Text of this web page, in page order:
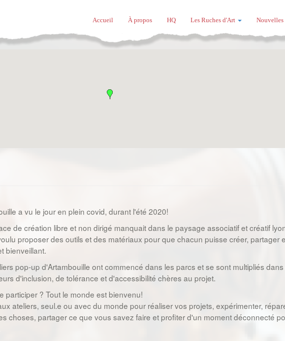
Accueil À propos HQ Les Ruches d'Art Nouvelles
a vu le jour en plein covid, durant l'été 2020!
de création libre et non dirigé manquait dans le paysage associatif et créatif
proposer des outils et des matériaux pour que chacun puisse créer, partager
bienveillant.
pop-up d'Artambouille ont commencé dans les parcs et se sont multipliés
d'inclusion, de tolérance et d'accessibilité chères au projet.
participer ? Tout le monde est bienvenu!
ateliers, seul.e ou avec du monde pour réaliser vos projets, expérimenter,
choses, partager ce que vous savez faire et profiter d'un moment déconnecté